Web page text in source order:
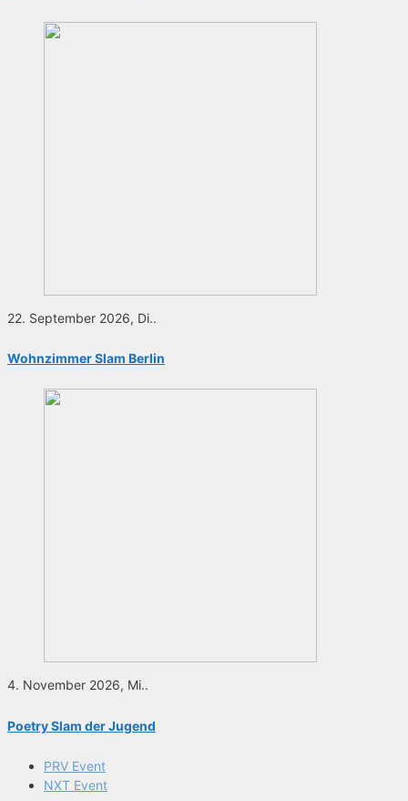
22. September 2026, Di..
Wohnzimmer Slam Berlin
4. November 2026, Mi..
Poetry Slam der Jugend
PRV Event
NXT Event